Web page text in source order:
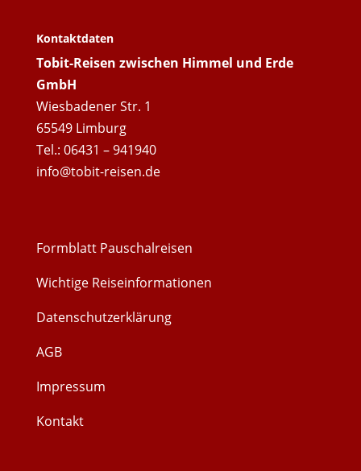
Kontaktdaten
Tobit-Reisen zwischen Himmel und Erde
GmbH
Wiesbadener Str. 1
65549 Limburg
Tel.: 06431 – 941940
info@tobit-reisen.de
Formblatt Pauschalreisen
Wichtige Reiseinformationen
Datenschutzerklärung
AGB
Impressum
Kontakt